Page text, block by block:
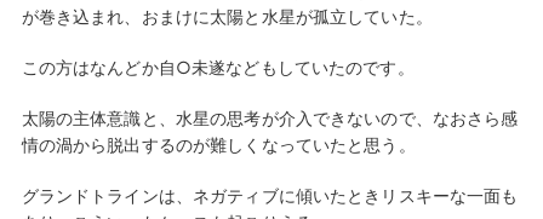
が巻き込まれ、おまけに太陽と水星が孤立していた。
この方はなんどか自○未遂などもしていたのです。
太陽の主体意識と、水星の思考が介入できないので、なおさら感
情の渦から脱出するのが難しくなっていたと思う。
グランドトラインは、ネガティブに傾いたときリスキーな一面も